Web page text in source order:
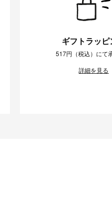
ギフトラッ
517円（税込）にて
詳細を見る